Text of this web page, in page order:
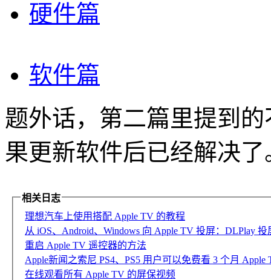
硬件篇
软件篇
题外话，第二篇里提到的
果更新软件后已经解决了
相关日志
理想汽车上使用搭配 Apple TV 的教程
从 iOS、Android、Windows 向 Apple TV 投屏：DLPlay 投
重启 Apple TV 遥控器的方法
Apple新闻之索尼 PS4、PS5 用户可以免费看 3 个月 Apple
在线观看所有 Apple TV 的屏保视频